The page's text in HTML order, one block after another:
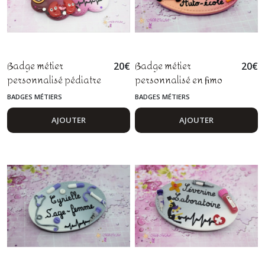
Badge métier
personnalisé pédiatre
nephrologue en pâte
polymère fimo
20€
BADGES MÉTIERS
AJOUTER
Badge métier
personnalisé en fimo
moniteur et monitrice
d'auto-école
20€
BADGES MÉTIERS
AJOUTER
Bébés
Méli
Cré'Art
Bijoux
et
(220)
cadeau
(2)
Afficher
les
résultats